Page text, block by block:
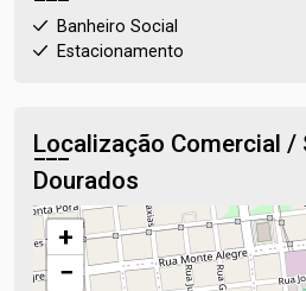
Banheiro Social
Estacionamento
Localização Comercial /
Dourados
+
−